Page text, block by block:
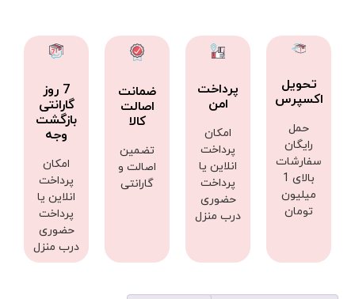
تحویل
اکسپرس
حمل
رایگان
سفارشات
بالای 1
میلیون
تومان
پرداخت
امن
امکان
پرداخت
انلاین یا
پرداخت
حضوری
درب منزل
ضمانت
اصالت
کالا
تضمین
اصالت و
گارانتی
7 روز
گارانتی
بازگشت
وجه
امکان
پرداخت
انلاین یا
پرداخت
حضوری
درب منزل